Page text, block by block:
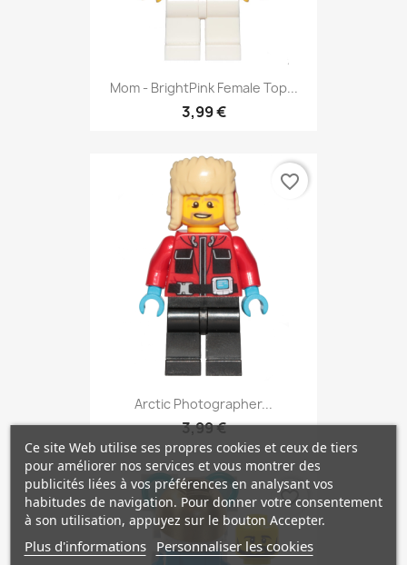
Mom - BrightPink Female Top...
3,99 €
Arctic Photographer...
3,99 €
favorite_border
favorite_border
Ce site Web utilise ses propres cookies et ceux de tiers
pour améliorer nos services et vous montrer des
publicités liées à vos préférences en analysant vos
habitudes de navigation. Pour donner votre consentement
à son utilisation, appuyez sur le bouton Accepter.
Plus d'informations Personnaliser les cookies